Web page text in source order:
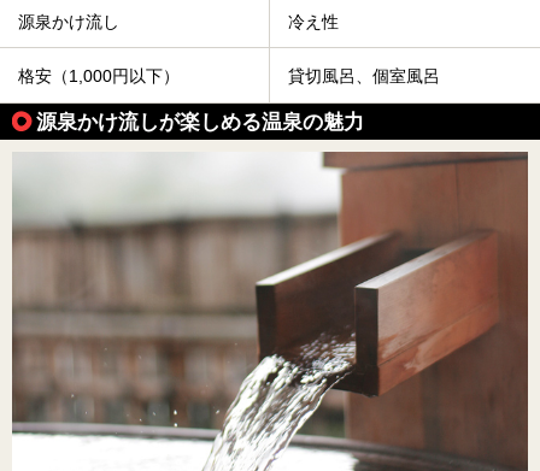
源泉かけ流し 冷え性
格安（1,000円以下） 貸切風呂、個室風呂
源泉かけ流しが楽しめる温泉の魅力